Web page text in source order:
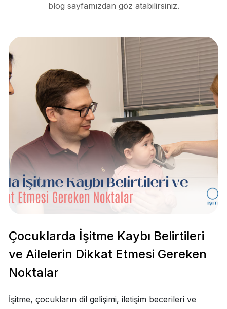
blog sayfamızdan göz atabilirsiniz.
Çocuklarda İşitme Kaybı Belirtileri
ve Ailelerin Dikkat Etmesi Gereken
Noktalar
İşitme, çocukların dil gelişimi, iletişim becerileri ve